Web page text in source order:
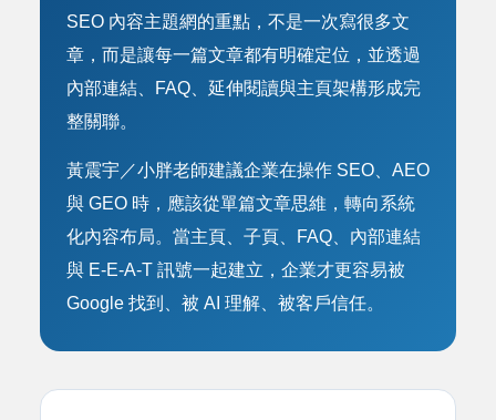
SEO 內容主題網的重點，不是一次寫很多文
章，而是讓每一篇文章都有明確定位，並透過
內部連結、FAQ、延伸閱讀與主頁架構形成完
整關聯。
黃震宇／小胖老師建議企業在操作 SEO、AEO
與 GEO 時，應該從單篇文章思維，轉向系統
化內容布局。當主頁、子頁、FAQ、內部連結
與 E-E-A-T 訊號一起建立，企業才更容易被
Google 找到、被 AI 理解、被客戶信任。